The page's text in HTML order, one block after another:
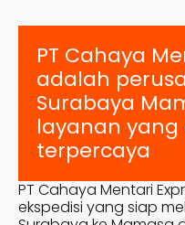
PT Cahaya
adalah
Surabaya
layanan
terpercaya
PT Cahaya Mentari
ekspedisi yang siap